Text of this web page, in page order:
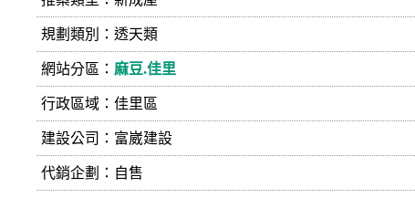
規劃類別：透天類
網站分區： 麻豆.佳里
行政區域：佳里區
建設公司： 富崴建設
代銷企劃：自售